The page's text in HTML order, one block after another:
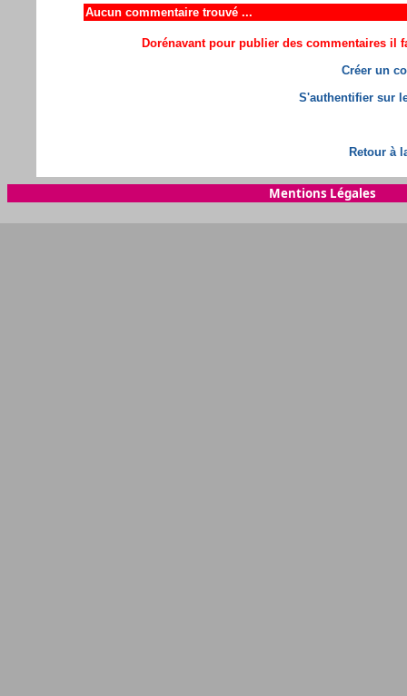
Aucun commentaire trouvé ...
Dorénavant pour publier des commentaires il
Créer un
S'authentifier sur
Retour à
Mentions Légales